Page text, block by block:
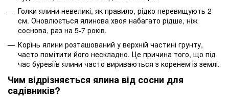
Голки ялини невеликі, як правило, рідко перевищують 2
см. Оновлюється ялинова хвоя набагато рідше, ніж
соснова, раз на 5-7 років.
Корінь ялини розташований у верхній частині грунту,
часто помітити його нескладно. Це причина того, що під
час буревіїв ялини часто вириваються з коренем із землі.
Чим відрізняється ялина від сосни для
садівників?